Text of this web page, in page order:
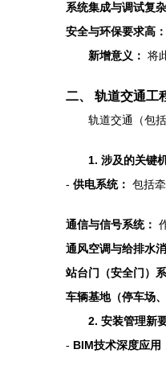
系统集成与调试复杂
安全与环保要求高：
新增意义： 将
二、 轨道交通工
轨道交通（包
1. 涉及的关键
- 供电系统： 包括
通信与信号系统：
通风空调与给排水
站台门（安全门）系
车辆基地（停车场
2. 安装管理新
- BIM技术深度应用